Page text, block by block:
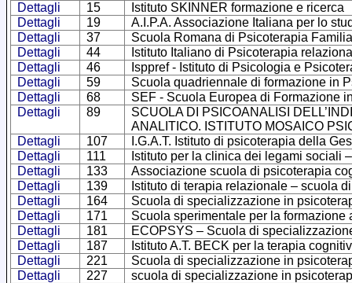
Dettagli
15
Istituto SKINNER formazione e ricerca
Dettagli
19
A.I.P.A. Associazione Italiana per lo
Dettagli
37
Scuola Romana di Psicoterapia
Dettagli
44
Istituto Italiano di Psicoterapia
Dettagli
46
Isppref - Istituto di Psicologia e
Dettagli
59
Scuola quadriennale di formazione in
Dettagli
68
SEF - Scuola Europea di Formazione
Dettagli
89
SCUOLA DI PSICOANALISI
ANALITICO. ISTITUTO MOSAICO
Dettagli
107
I.G.A.T. Istituto di psicoterapia della
Dettagli
111
Istituto per la clinica dei legami sociali
Dettagli
133
Associazione scuola di psicoterapia
Dettagli
139
Istituto di terapia relazionale – scuola
Dettagli
164
Scuola di specializzazione in
Dettagli
171
Scuola sperimentale per la
Dettagli
181
ECOPSYS – Scuola di
Dettagli
187
Istituto A.T. BECK per la terapia
Dettagli
221
Scuola di specializzazione in
Dettagli
227
scuola di specializzazione in